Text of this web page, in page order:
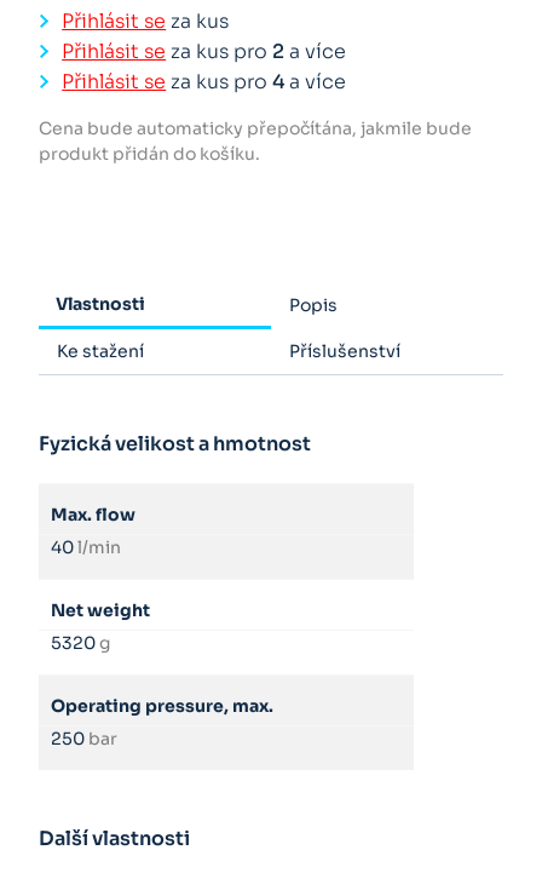
Přihlásit se za kus
Přihlásit se za kus pro 2a více
Přihlásit se za kus pro4a více
Cena bude automaticky přepočítána, jakmile bude
produkt přidán do košíku.
Vlastnosti Popis
Ke stažení Příslušenství
Fyzická velikost a hmotnost
Max. flow
40l/min
Net weight
5320g
Operating pressure, max.
250 bar
Další vlastnosti